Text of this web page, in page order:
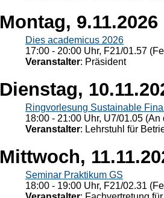
Montag, 9.11.2026
Dies academicus 2026
17:00 - 20:00 Uhr, F21/01.57
Veranstalter: Präsident
Dienstag,
Ringvorlesung Sustainable
18:00 - 21:00 Uhr, U7/01.05
Veranstalter: Lehrstuhl für
Mittwoch,
Seminar Praktikum GS
18:00 - 19:00 Uhr, F21/02.31